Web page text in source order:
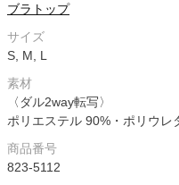
ブラトップ
サイズ
S, M, L
素材
〈ダル2way転写〉
ポリエステル 90%・ポリウレ
商品番号
823-5112